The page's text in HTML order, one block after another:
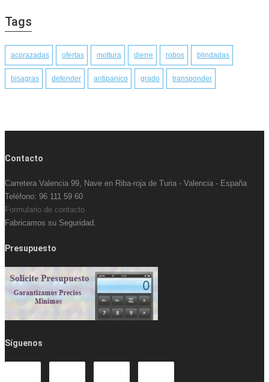
Tags
acorazadas ofertas mottura dierre robos blindadas
bisagras defender antipanico grado transponder
Contacto
Carretera Valencia 99, Nave en Riba-roja de Turia - Valencia - España
Teléfono: 96 111 59 60
Formulario de contacto
Fabricamos su Seguridad.
Presupuesto
Síguenos